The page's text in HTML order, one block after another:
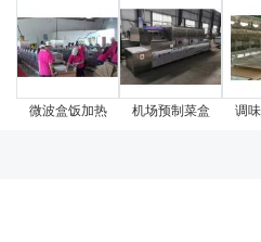
微波盒饭加热 机场预制菜盒 调